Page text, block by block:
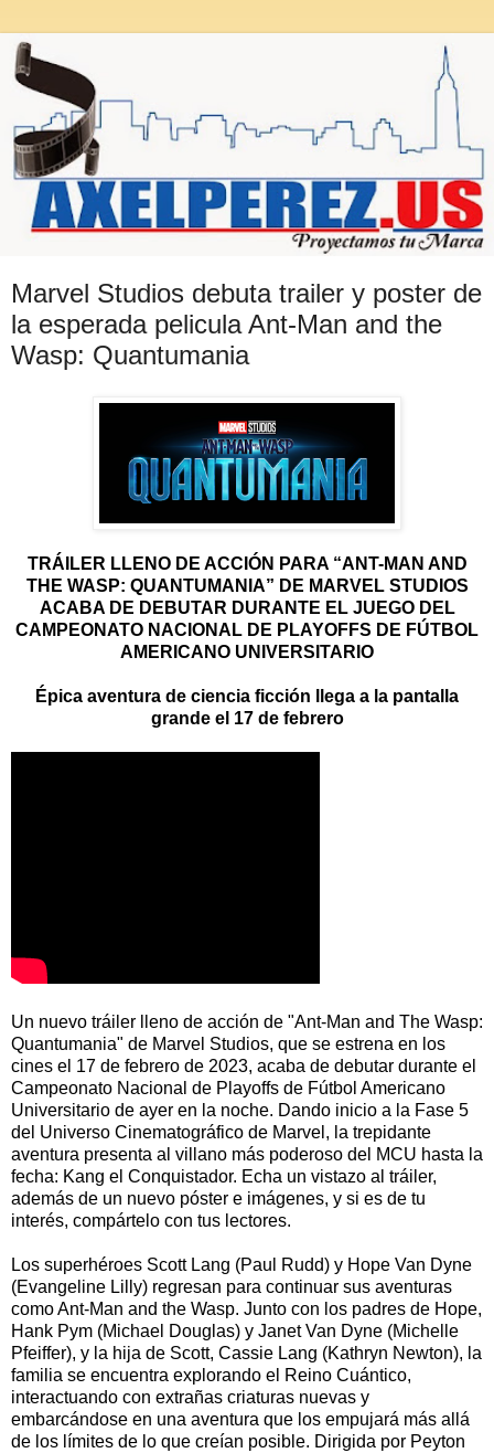
Marvel Studios debuta trailer y poster de
la esperada pelicula Ant-Man and the
Wasp: Quantumania
TRÁILER LLENO DE ACCIÓN PARA “ANT-MAN AND
THE WASP: QUANTUMANIA” DE MARVEL STUDIOS
ACABA DE DEBUTAR DURANTE EL JUEGO DEL
CAMPEONATO NACIONAL DE PLAYOFFS DE FÚTBOL
AMERICANO UNIVERSITARIO
Épica aventura de ciencia ficción llega a la pantalla
grande el 17 de febrero
Un nuevo tráiler lleno de acción de "Ant-Man and The Wasp:
Quantumania" de Marvel Studios, que se estrena en los
cines el 17 de febrero de 2023, acaba de debutar durante el
Campeonato Nacional de Playoffs de Fútbol Americano
Universitario de ayer en la noche. Dando inicio a la Fase 5
del Universo Cinematográfico de Marvel, la trepidante
aventura presenta al villano más poderoso del MCU hasta la
fecha: Kang el Conquistador. Echa un vistazo al tráiler,
además de un nuevo póster e imágenes, y si es de tu
interés, compártelo con tus lectores.
Los superhéroes Scott Lang (Paul Rudd) y Hope Van Dyne
(Evangeline Lilly) regresan para continuar sus aventuras
como Ant-Man and the Wasp. Junto con los padres de Hope,
Hank Pym (Michael Douglas) y Janet Van Dyne (Michelle
Pfeiffer), y la hija de Scott, Cassie Lang (Kathryn Newton), la
familia se encuentra explorando el Reino Cuántico,
interactuando con extrañas criaturas nuevas y
embarcándose en una aventura que los empujará más allá
de los límites de lo que creían posible. Dirigida por Peyton